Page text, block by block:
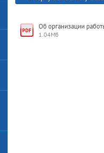
Об организации
1.04Мб